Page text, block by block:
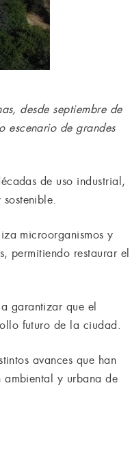
desde septiembre de
escenario de grandes
de uso industrial,
microorganismos y
permitiendo restaurar el
garantizar que el
futuro de la ciudad.
avances que han
y urbana de